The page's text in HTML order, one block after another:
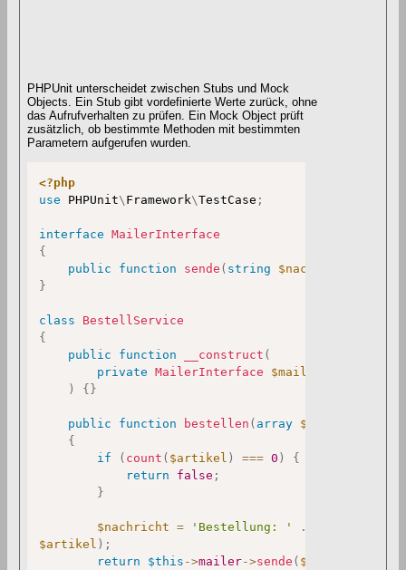
PHPUnit unterscheidet zwischen Stubs und Mock
Objects. Ein Stub gibt vordefinierte Werte zurück, ohne
das Aufrufverhalten zu prüfen. Ein Mock Object prüft
zusätzlich, ob bestimmte Methoden mit bestimmten
Parametern aufgerufen wurden.
<?php
use
PHPUnit\ Framework\TestCase ;
interface
MailerInterface
{
public
function sende ( string $nachricht
}
class
BestellService
{
public
function __construct (
private
MailerInterface
$mailer
)
{ }
public function bestellen ( array $artikel
{
if
( count ( $artikel ) === 0 )
{
return
false ;
}
$nachricht = 'Bestellung: ' .
$artikel ) ;
return
$this ->mailer->sende ( $nachricht